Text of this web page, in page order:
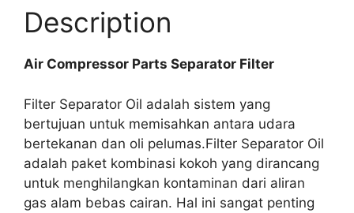
Description
Air Compressor Parts Separator Filter
Filter Separator Oil adalah sistem yang
bertujuan untuk memisahkan antara udara
bertekanan dan oli pelumas.Filter Separator Oil
adalah paket kombinasi kokoh yang dirancang
untuk menghilangkan kontaminan dari aliran
gas alam bebas cairan. Hal ini sangat penting